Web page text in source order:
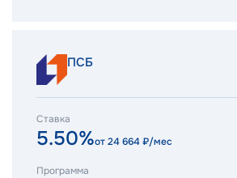
ПСБ
Ставка
5.50%от24 664₽/мес
Программа